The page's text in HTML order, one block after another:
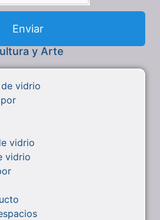
Enviar
y Arte
vidrio
vidrio
vidrio